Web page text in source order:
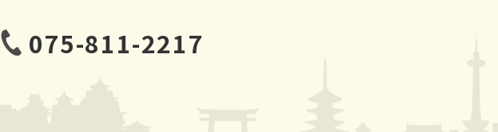
075-811-2217